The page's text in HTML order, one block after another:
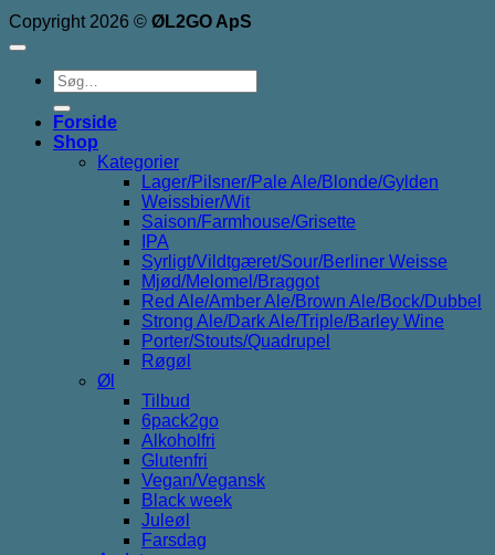
Copyright 2026 © ØL2GO ApS
Søg
efter:
Forside
Shop
Kategorier
Lager/Pilsner/Pale Ale/Blonde/Gylden
Weissbier/Wit
Saison/Farmhouse/Grisette
IPA
Syrligt/Vildtgæret/Sour/Berliner Weisse
Mjød/Melomel/Braggot
Red Ale/Amber Ale/Brown Ale/Bock/Dubbel
Strong Ale/Dark Ale/Triple/Barley Wine
Porter/Stouts/Quadrupel
Røgøl
Øl
Tilbud
6pack2go
Alkoholfri
Glutenfri
Vegan/Vegansk
Black week
Juleøl
Farsdag